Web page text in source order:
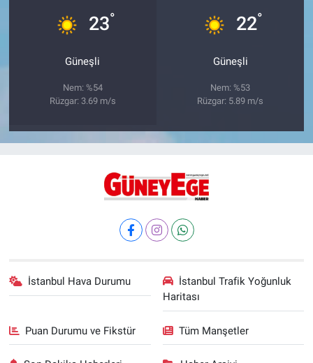
23°
Güneşli
Nem: %54
Rüzgar: 3.69 m/s
22°
Güneşli
Nem: %53
Rüzgar: 5.89 m/s
İstanbul Hava Durumu
İstanbul Trafik Yoğunluk
Haritası
Puan Durumu ve Fikstür Tüm Manşetler